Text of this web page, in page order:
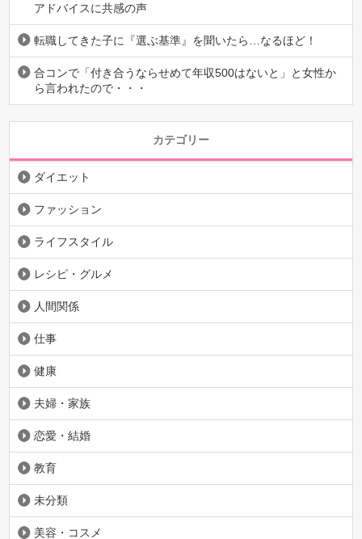
アドバイスに共感の声
転職してきた子に『選ぶ基準』を聞いたら…なるほど！
合コンで「付き合うならせめて年収500はないと」と女性か
ら言われたので・・・
カテゴリー
ダイエット
ファッション
ライフスタイル
レシピ・グルメ
人間関係
仕事
健康
夫婦・家族
恋愛・結婚
教育
未分類
美容・コスメ